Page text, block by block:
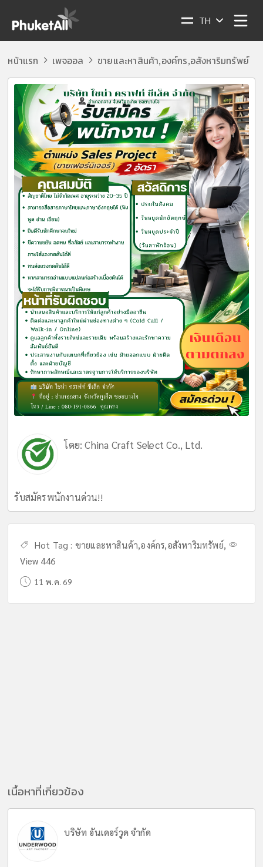
TH
หน้าแรก เพจออล ขายและหาสินค้า,องค์กร,อสังหาริมทรัพย์
โดย:China Craft Select Co., Ltd.
รับสมัครพนักงานด่วน!!
Hot Tag : ขายและหาสินค้า,องค์กร,อสังหาริมทรัพย์,
View 446
11 พ.ค. 69
เนื้อหาที่เกี่ยวข้อง
บริษัท อันเดอร์วูด จำกัด